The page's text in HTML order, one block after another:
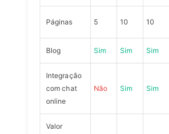
Páginas 5 10 10
Blog Sim Sim Sim
Integração
com chat
online
Não Sim Sim
Valor